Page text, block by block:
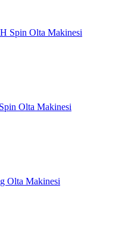
Spin Olta Makinesi
Olta Makinesi
Olta Makinesi